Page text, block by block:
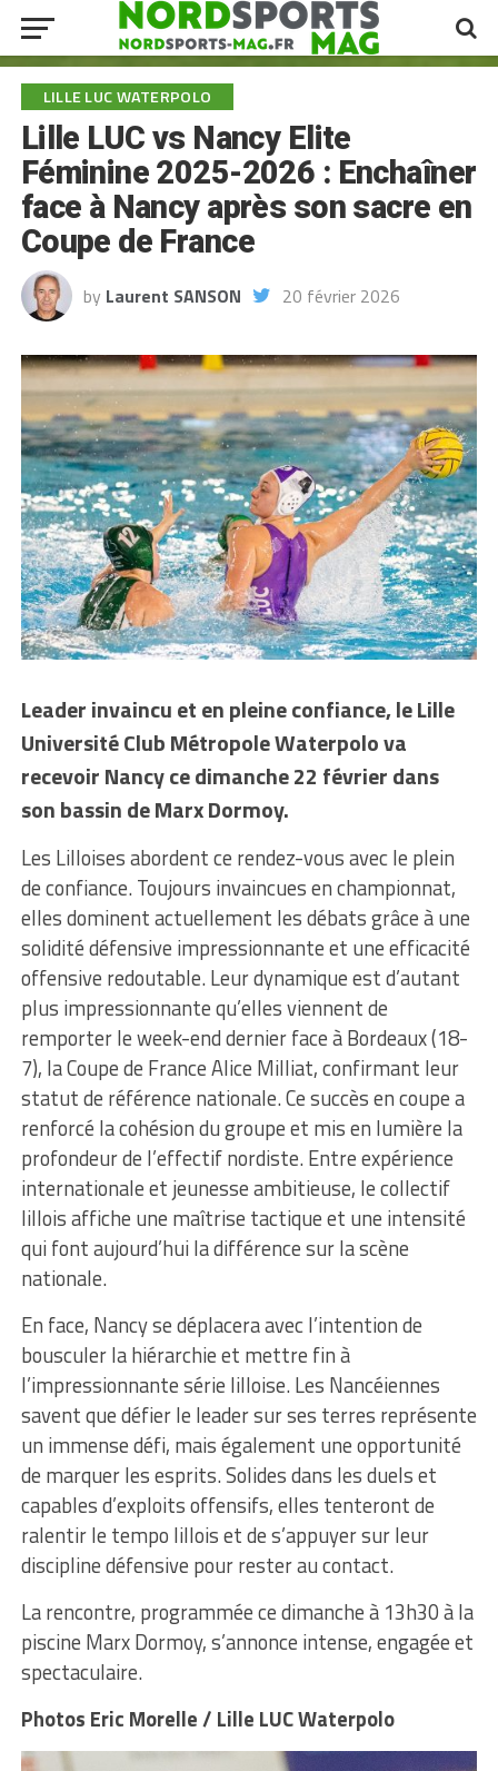
LILLE LUC WATERPOLO
Lille LUC vs Nancy Elite
Féminine 2025-2026 : Enchaîner
face à Nancy après son sacre en
Coupe de France
by Laurent SANSON 20 février 2026
Leader invaincu et en pleine confiance, le Lille
Université Club Métropole Waterpolo va
recevoir Nancy ce dimanche 22 février dans
son bassin de Marx Dormoy.
Les Lilloises abordent ce rendez-vous avec le plein
de confiance. Toujours invaincues en championnat,
elles dominent actuellement les débats grâce à une
solidité défensive impressionnante et une efficacité
offensive redoutable. Leur dynamique est d’autant
plus impressionnante qu’elles viennent de
remporter le week-end dernier face à Bordeaux (18-
7), la Coupe de France Alice Milliat, confirmant leur
statut de référence nationale. Ce succès en coupe a
renforcé la cohésion du groupe et mis en lumière la
profondeur de l’effectif nordiste. Entre expérience
internationale et jeunesse ambitieuse, le collectif
lillois affiche une maîtrise tactique et une intensité
qui font aujourd’hui la différence sur la scène
nationale.
En face, Nancy se déplacera avec l’intention de
bousculer la hiérarchie et mettre fin à
l’impressionnante série lilloise. Les Nancéiennes
savent que défier le leader sur ses terres représente
un immense défi, mais également une opportunité
de marquer les esprits. Solides dans les duels et
capables d’exploits offensifs, elles tenteront de
ralentir le tempo lillois et de s’appuyer sur leur
discipline défensive pour rester au contact.
La rencontre, programmée ce dimanche à 13h30 à la
piscine Marx Dormoy, s’annonce intense, engagée et
spectaculaire.
Photos Eric Morelle / Lille LUC Waterpolo